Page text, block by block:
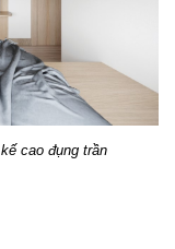
cao đụng trần